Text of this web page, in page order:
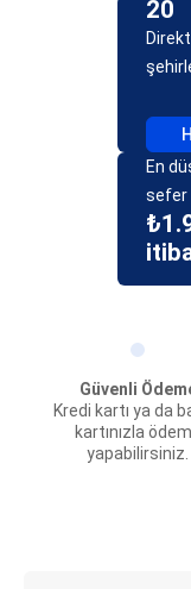
20
En
sefer
Güvenli
Kredi kartı ya da
kartınızla
yapabilirsiniz.